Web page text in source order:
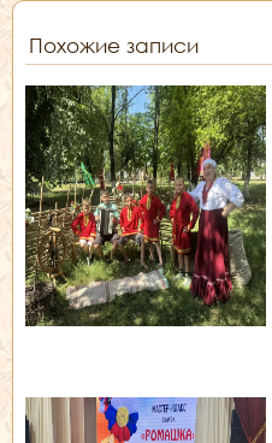
Похожие записи